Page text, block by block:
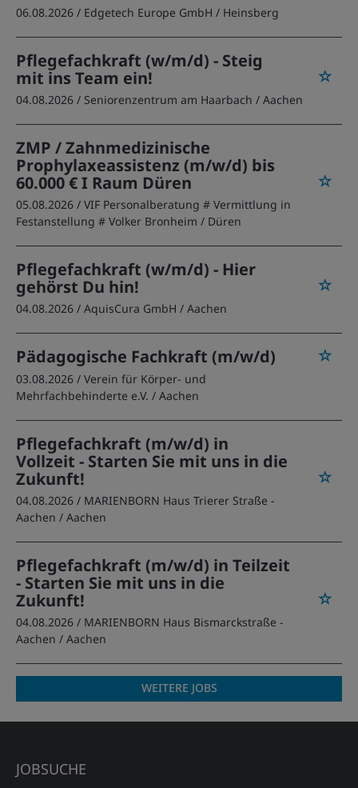
06.08.2026 / Edgetech Europe GmbH / Heinsberg
Pflegefachkraft (w/m/d) - Steig
mit ins Team ein!
04.08.2026 / Seniorenzentrum am Haarbach / Aachen
ZMP / Zahnmedizinische
Prophylaxeassistenz (m/w/d) bis
60.000 € I Raum Düren
05.08.2026 / VIF Personalberatung # Vermittlung in
Festanstellung # Volker Bronheim / Düren
Pflegefachkraft (w/m/d) - Hier
gehörst Du hin!
04.08.2026 / AquisCura GmbH / Aachen
Pädagogische Fachkraft (m/w/d)
03.08.2026 / Verein für Körper- und
Mehrfachbehinderte e.V. / Aachen
Pflegefachkraft (m/w/d) in
Vollzeit - Starten Sie mit uns in die
Zukunft!
04.08.2026 / MARIENBORN Haus Trierer Straße -
Aachen / Aachen
Pflegefachkraft (m/w/d) in Teilzeit
- Starten Sie mit uns in die
Zukunft!
04.08.2026 / MARIENBORN Haus Bismarckstraße -
Aachen / Aachen
WEITERE JOBS
JOBSUCHE